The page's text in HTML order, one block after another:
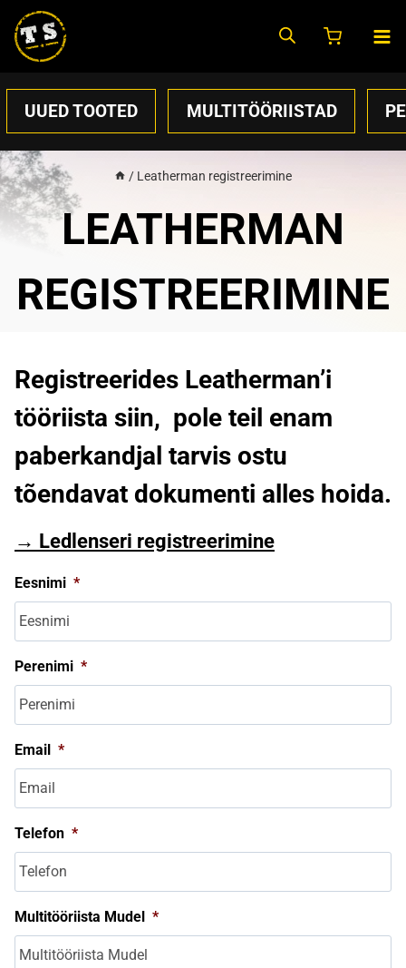
content
UUED TOOTED MULTITÖÖRIISTAD
/ Leatherman registreerimine
LEATHERMAN
REGISTREERIMINE
Registreerides Leatherman’i
tööriista siin, pole teil enam
paberkandjal tarvis ostu
tõendavat dokumenti alles hoida.
→ Ledlenseri registreerimine
Eesnimi *
Perenimi *
Email *
Telefon *
Multitööriista Mudel *